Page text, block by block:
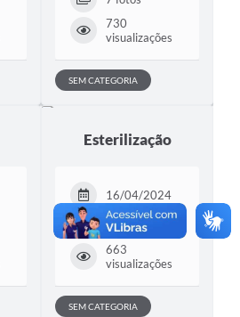
730
visualizações
SEM CATEGORIA
Esterilização
16/04/2024
7 fotos
663
visualizações
SEM CATEGORIA